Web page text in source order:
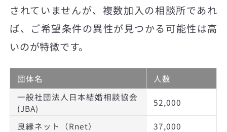
されていませんが、複数加入の相談所であれ
ば、ご希望条件の異性が見つかる可能性は高
いのが特徴です。
団体名
人数
一般社団法人日本結婚相談協会
(JBA)
52,000
良縁ネット（Rnet） 37,000